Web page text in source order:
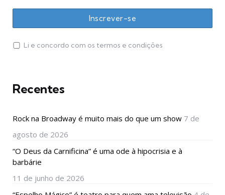
Li e concordo com os termos e condições
Recentes
Rock na Broadway é muito mais do que um show 7 de
agosto de 2026
“O Deus da Carnificina” é uma ode à hipocrisia e à
barbárie
11 de junho de 2026